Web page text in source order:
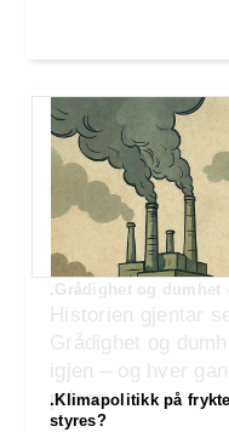
.Grådighet og dumhet
Historien gjentar
Grådighet og
igjen – og hver
prisen.
.Klimapolitikk på
styres?